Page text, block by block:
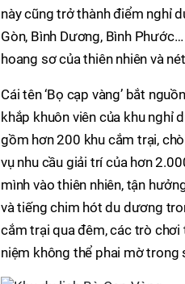
này cũng trở thành điểm nghỉ
Gòn, Bình Dương, Bình
hoang sơ của thiên nhiên và
Cái tên ‘Bọ cạp vàng’ bắt
khắp khuôn viên của khu nghỉ
gồm hơn 200 khu cắm trại,
vụ nhu cầu giải trí của hơn
mình vào thiên nhiên, tận
và tiếng chim hót du dương
cắm trại qua đêm, các trò
niệm không thể phai mờ trong